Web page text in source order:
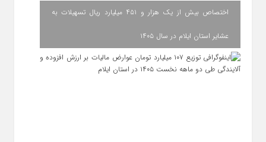
اختصاص بیش از یک هزار و ۴۵۱ میلیارد ریال تسهیلات به
عشایر استان ایلام در سال ۱۴۰۵